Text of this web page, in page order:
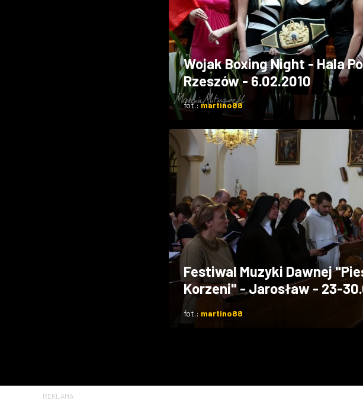
Wojak Boxing Night - Hala
Rzeszów - 6.02.2010
fot.:martino88
Festiwal Muzyki Dawnej
Korzeni" - Jarosław - 23-
fot.: martino88
REKLAMA